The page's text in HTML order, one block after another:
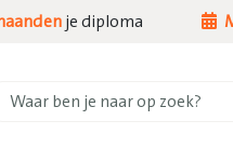
Waar ben je naar op zoek?
je diploma